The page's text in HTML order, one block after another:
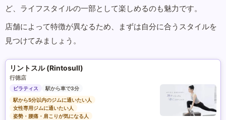
ど、ライフスタイルの一部として楽しめるのも魅力です。
店舗によって特徴が異なるため、まずは自分に合うスタイルを
見つけてみましょう。
リントスル (Rintosull)
行徳店
ピラティス
駅から車で3分
駅から5分以内のジムに通いたい人
女性専用ジムに通いたい人
姿勢・腰痛・肩こりが気になる人